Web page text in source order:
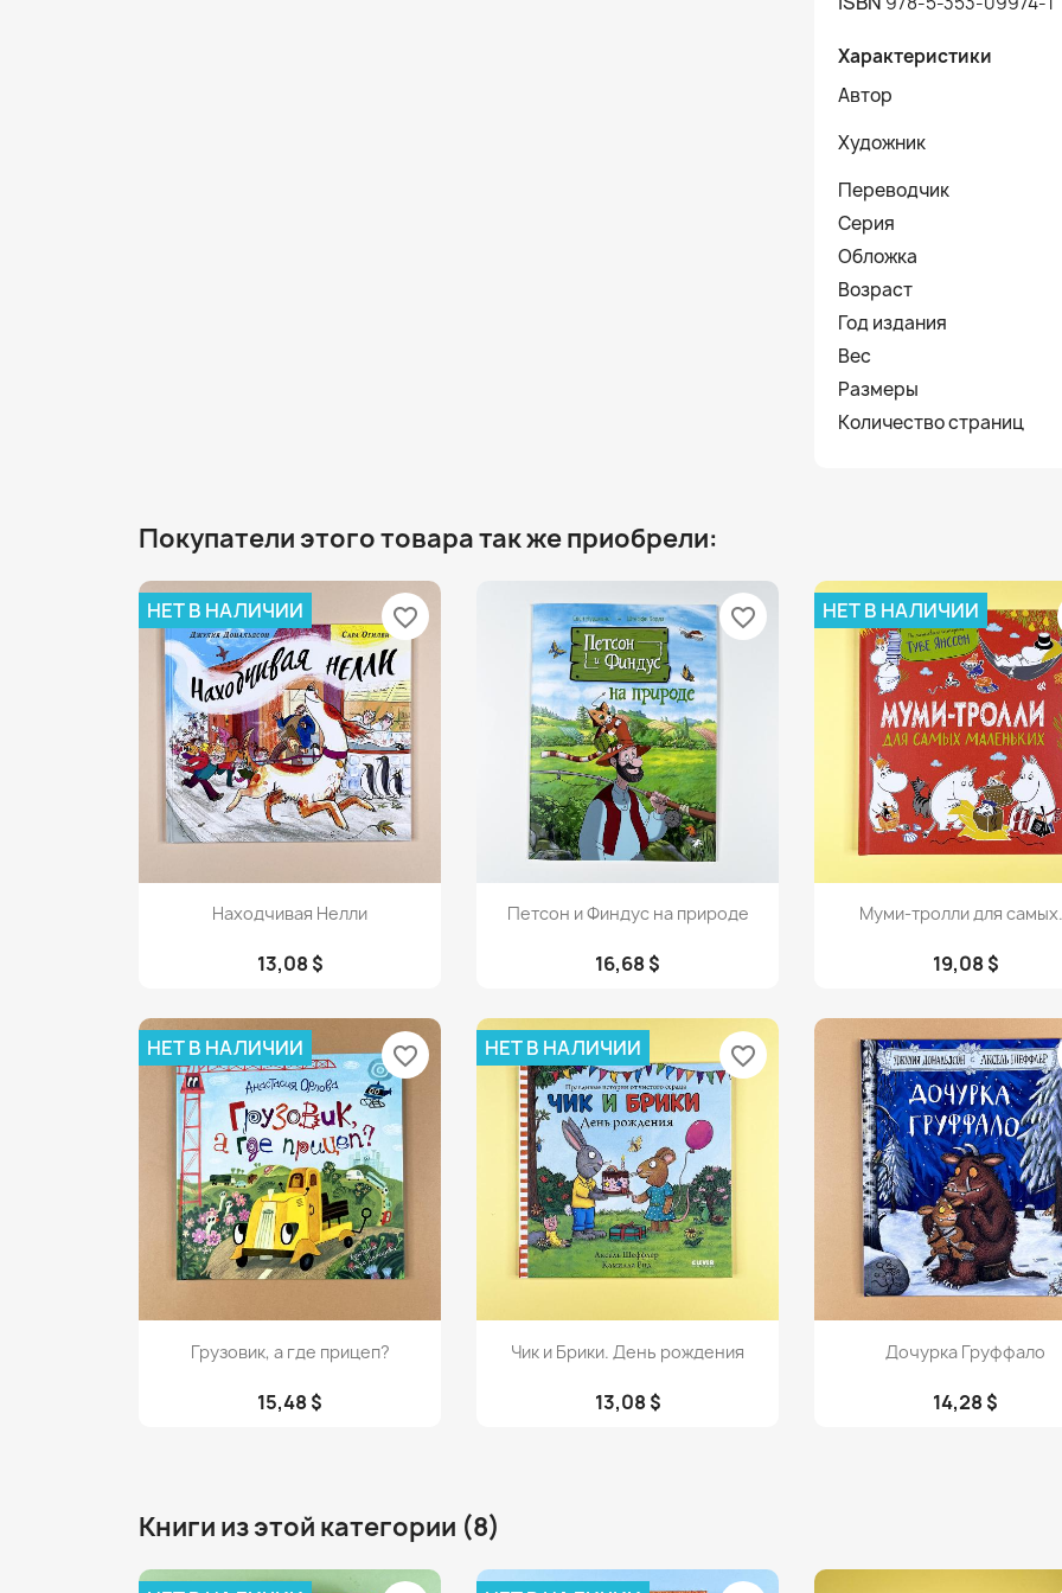
Характеристики
Автор
Художник
Переводчик
Серия
Обложка
Возраст
Год издания
Вес
Размеры
Количество страниц
Покупатели этого товара так же приобрели:
Просмотр
Находчивая Нелли
13,08 $
НЕТ В НАЛИЧИИ favorite_border
Просмотр
Петсон и Финдус на природе
16,68 $
favorite_border
Просмотр
Муми-тролли для
19,08 $
НЕТ В НАЛИЧИИ
Просмотр
Грузовик, а где прицеп?
15,48 $
НЕТ В НАЛИЧИИ favorite_border
Просмотр
Чик и Брики. День рождения
13,08 $
НЕТ В НАЛИЧИИ favorite_border
Просмотр
Дочурка Груффало
14,28 $
Книги из этой категории (8)